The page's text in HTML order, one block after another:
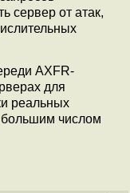
сервер от атак,
AXFR-
для
реальных
большим числом